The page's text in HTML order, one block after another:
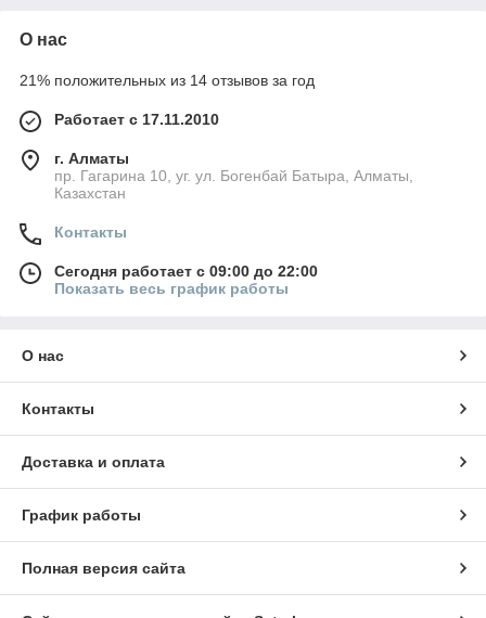
О нас
21% положительных из 14 отзывов за год
Работает с 17.11.2010
г. Алматы
пр. Гагарина 10, уг. ул. Богенбай Батыра, Алматы,
Казахстан
Контакты
Сегодня работает с 09:00 до 22:00
Показать весь график работы
О нас
Контакты
Доставка и оплата
График работы
Полная версия сайта